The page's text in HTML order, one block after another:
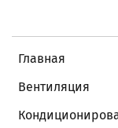
Главная
Вентиляция